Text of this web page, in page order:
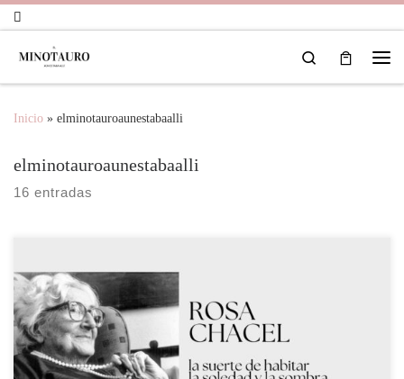
Search
Inicio » elminotauroaunestabaalli
elminotauroaunestabaalli
16 entradas
La poesía de Rosa Chacel, atravesada por el eco de la filosofía
nietzscheana, ofrece una visión profunda y compleja de la condición
humana. La soledad, como reflejo de un desarraigo existencial, y la
búsqueda incesante de la luz como símbolo de la superación, son dos